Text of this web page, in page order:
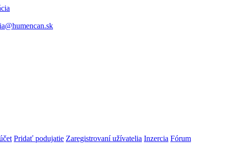
Pridať podujatie Zaregistrovaní užívatelia Inzercia Fórum